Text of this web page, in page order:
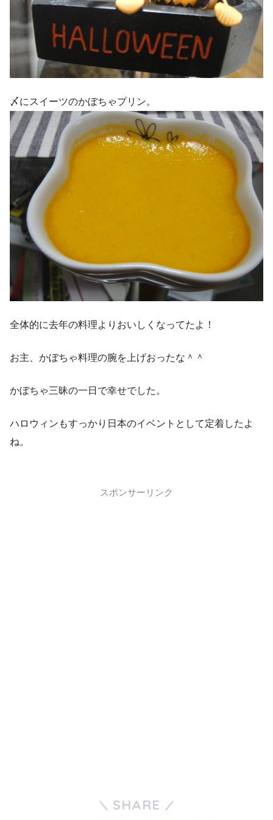
〆にスイーツのかぼちゃプリン。
全体的に去年の料理よりおいしくなってたよ！
お主、かぼちゃ料理の腕を上げおったな＾＾
かぼちゃ三昧の一日で幸せでした。
ハロウィンもすっかり日本のイベントとして定着したよ
ね。
スポンサーリンク
SHARE